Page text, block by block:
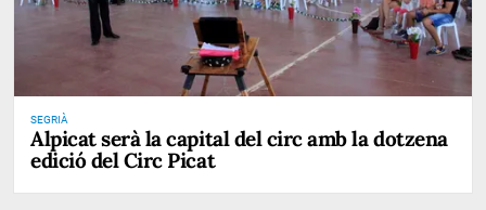
SEGRIÀ
Alpicat serà la capital del circ amb la dotzena
edició del Circ Picat